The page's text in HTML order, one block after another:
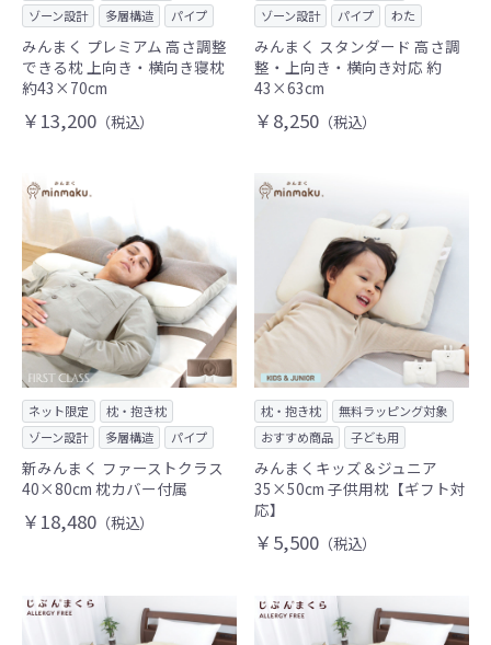
ゾーン設計
多層構造 パイプ
みんまく プレミアム 高さ調整
できる枕 上向き・横向き寝枕
約43×70cm
￥13,200 （税込）
ゾーン設計
パイプ わた
みんまく スタンダード 高さ調
整・上向き・横向き対応 約
43×63cm
￥8,250 （税込）
ネット限定
枕・抱き枕
ゾーン設計
多層構造 パイプ
新みんまく ファーストクラス
40×80cm 枕カバー付属
￥18,480 （税込）
枕・抱き枕
無料ラッピング対象
おすすめ商品
子ども用
みんまくキッズ＆ジュニア
35×50cm 子供用枕【ギフト対
応】
￥5,500 （税込）